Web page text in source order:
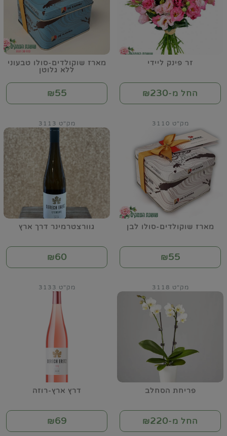
זר פינק ליידי
החל מ-₪230
מארז שוקולדים-סולו טבעוני
ללא גלוטן
₪55
מארז שוקולדים-סולו לבן
מק"ט 3110
₪55
גוורצטרמינר דרך ארץ
מק"ט 3113
₪60
פריחת הסחלב
מק"ט 3118
החל מ-₪220
דרץ ארץ-רוזה
מק"ט 3133
₪69